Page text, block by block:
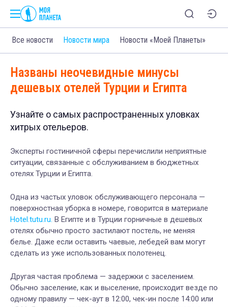
Все новости Новости мира Новости «Моей Планеты»
Названы неочевидные минусы
дешевых отелей Турции и Египта
Узнайте о самых распространенных уловках
хитрых отельеров.
Эксперты гостиничной сферы перечислили неприятные
ситуации, связанные с обслуживанием в бюджетных
отелях Турции и Египта.
Одна из частых уловок обслуживающего персонала —
поверхностная уборка в номере, говорится в материале
Hotel.tutu.ru. В Египте и в Турции горничные в дешевых
отелях обычно просто застилают постель, не меняя
белье. Даже если оставить чаевые, лебедей вам могут
сделать из уже использованных полотенец.
Другая частая проблема — задержки с заселением.
Обычно заселение, как и выселение, происходит везде по
одному правилу — чек-аут в 12:00, чек-ин после 14:00 или